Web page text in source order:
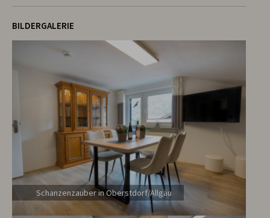
BILDERGALERIE
Schanzenzauber in Oberstdorf/Allgäu